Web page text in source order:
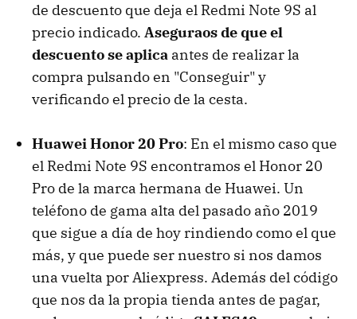
de descuento que deja el Redmi Note 9S al
precio indicado. Aseguraos de que el
descuento se aplica antes de realizar la
compra pulsando en "Conseguir" y
verificando el precio de la cesta.
Huawei Honor 20 Pro: En el mismo caso que
el Redmi Note 9S encontramos el Honor 20
Pro de la marca hermana de Huawei. Un
teléfono de gama alta del pasado año 2019
que sigue a día de hoy rindiendo como el que
más, y que puede ser nuestro si nos damos
una vuelta por Aliexpress. Además del código
que nos da la propia tienda antes de pagar,